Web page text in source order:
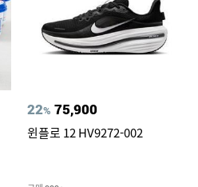
22% 75,900
윈플로 12 HV9272-002